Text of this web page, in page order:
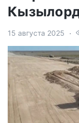
15 августа 2025